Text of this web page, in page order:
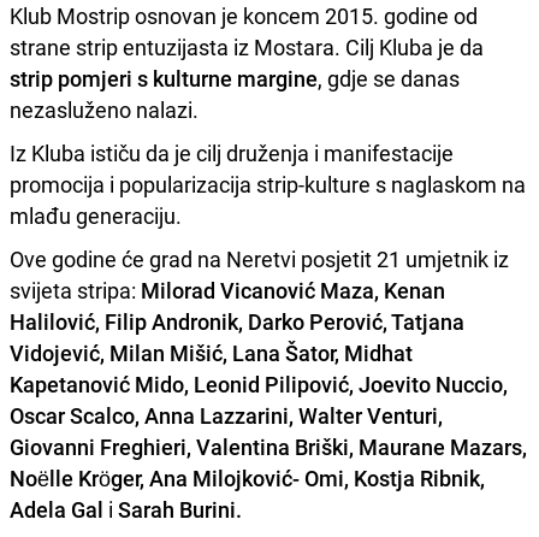
Klub Mostrip osnovan je koncem 2015. godine od
strane strip entuzijasta iz Mostara. Cilj Kluba je da
strip pomjeri s kulturne margine, gdje se danas
nezasluženo nalazi.
Iz Kluba ističu da je cilj druženja i manifestacije
promocija i popularizacija strip-kulture s naglaskom na
mlađu generaciju.
Ove godine će grad na Neretvi posjetit 21 umjetnik iz
svijeta stripa: Milorad Vicanović Maza, Kenan
Halilović, Filip Andronik, Darko Perović, Tatjana
Vidojević, Milan Mišić, Lana Šator, Midhat
Kapetanović Mido, Leonid Pilipović, Joevito Nuccio,
Oscar Scalco, Anna Lazzarini, Walter Venturi,
Giovanni Freghieri, Valentina Briški, Maurane Mazars,
Noëlle Kröger, Ana Milojković- Omi, Kostja Ribnik,
Adela Gal i Sarah Burini.